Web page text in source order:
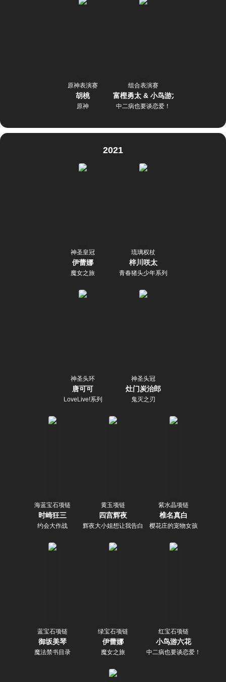
原神表演赛
胡桃
原神
组合表演赛
富樫勇太 & 小鸟游六花
中二病也要谈恋爱！
2021
神圣皇冠
伊蕾娜
魔女之旅
琉璃权杖
梓川咲太
青春猪头少年系列
神圣头环
唐可可
LoveLive!系列
神圣头冠
灶门炭治郎
鬼灭之刃
海蓝宝石项链
时崎狂三
约会大作战
黄玉项链
四宫辉夜
辉夜大小姐想让我告白～天才们的恋爱头脑战～
紫水晶项链
椎名真白
樱花庄的宠物女孩
蓝宝石项链
御坂美琴
魔法禁书目录
绿宝石项链
伊蕾娜
魔女之旅
红宝石项链
小鸟游六花
中二病也要谈恋爱！